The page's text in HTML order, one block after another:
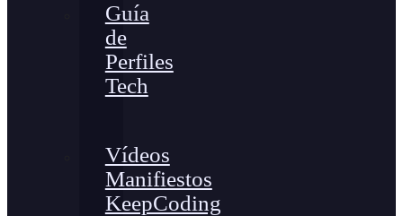
Guía
de
Perfiles
Tech
Vídeos
Manifiestos
KeepCoding